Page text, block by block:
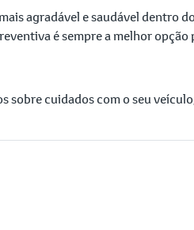
agradável e saudável dentro
é sempre a melhor
sobre cuidados com o seu